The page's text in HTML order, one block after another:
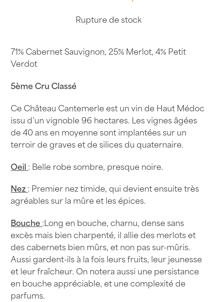
Rupture de stock
71% Cabernet Sauvignon, 25% Merlot, 4% Petit
Verdot
5ème Cru Classé
Ce Château Cantemerle est un vin de Haut Médoc
issu d’un vignoble 96 hectares. Les vignes âgées
de 40 ans en moyenne sont implantées sur un
terroir de graves et de silices du quaternaire.
Oeil : Belle robe sombre, presque noire.
Nez: Premier nez timide, qui devient ensuite très
agréables sur la mûre et les épices.
Bouche:Long en bouche, charnu, dense sans
excès mais bien charpenté, il allie des merlots et
des cabernets bien mûrs, et non pas sur-mûris.
Aussi gardent-ils à la fois leurs fruits, leur jeunesse
et leur fraîcheur. On notera aussi une persistance
en bouche appréciable, et une complexité de
parfums.